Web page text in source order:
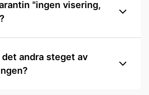
"ingen visering,
andra steget av